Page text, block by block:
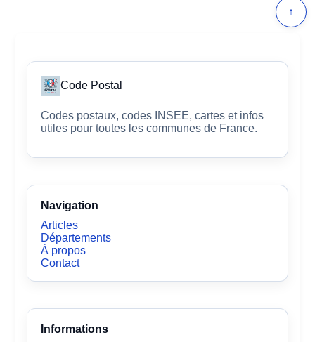
↑
Code Postal
Codes postaux, codes INSEE, cartes et infos
utiles pour toutes les communes de France.
Navigation
Articles
Départements
À propos
Contact
Informations